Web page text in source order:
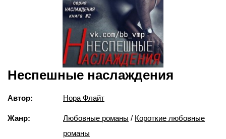
Неспешные наслаждения
Автор: Нора Флайт
Жанр: Любовные романы / Короткие любовные
романы